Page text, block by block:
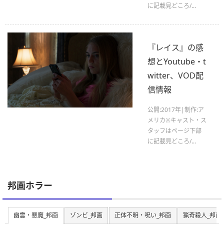
に記載見どころ/...
『レイス』の感
想とYoutube・t
witter、VOD配
信情報
公開:2017年|制作:ア
メリカ※キャスト・ス
タッフはページ下部
に記載見どころ/...
邦画ホラー
幽霊・悪魔_邦画 ゾンビ_邦画 正体不明・呪い_邦画 猟奇殺人_邦画